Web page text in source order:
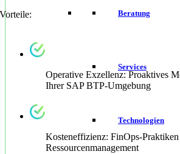
Beratung
Services
Technologien
Vorteile:
Operative Exzellenz: Proaktives
Ihrer SAP BTP-Umgebung
Kosteneffizienz: FinOps-
Ressourcenmanagement